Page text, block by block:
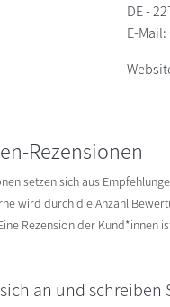
DE -
E-Mail:
Rezensionen
setzen sich aus
wird durch die Anzahl
Rezension der Kund*innen
an und schreiben